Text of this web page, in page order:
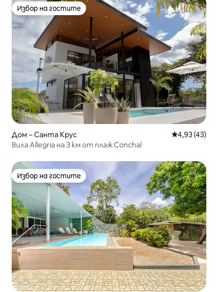
Избор на гостите
Избор на гостите
Дом – Санта Крус Средна
4,93 (43)
Вила Allegria на 3 км от плаж Conchal
Избор на гостите
Избор на гостите